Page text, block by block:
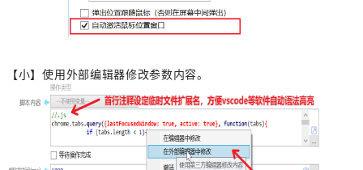
【小】使用外部编辑器修改参数内容。